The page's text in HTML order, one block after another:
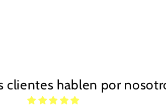
clientes hablen por